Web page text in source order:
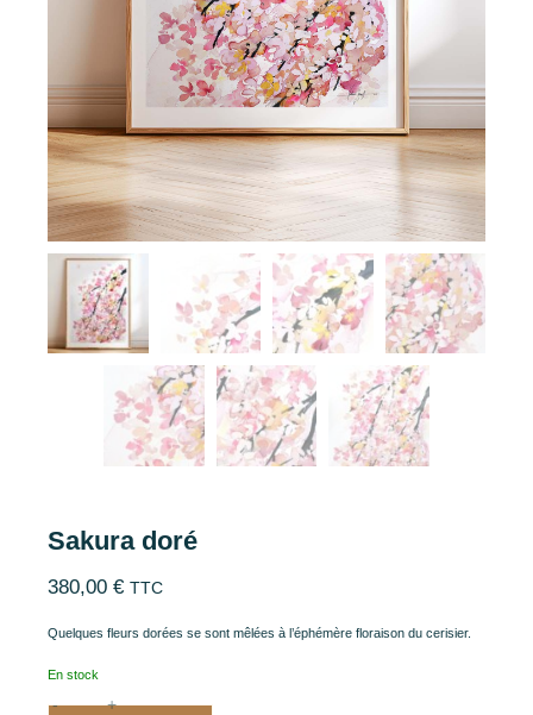
Sakura doré
380,00 € TTC
Quelques fleurs dorées se sont mêlées à l’éphémère floraison du cerisier.
En stock
- +